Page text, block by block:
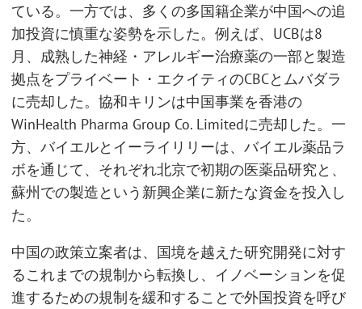
ている。一方では、多くの多国籍企業が中国への追
加投資に慎重な姿勢を示した。例えば、UCBは8
月、成熟した神経・アレルギー治療薬の一部と製造
拠点をプライベート・エクイティのCBCとムバダラ
に売却した。協和キリンは中国事業を香港の
WinHealth Pharma Group Co. Limitedに売却した。一
方、バイエルとイーライリリーは、バイエル薬品ラ
ボを通じて、それぞれ北京で初期の医薬品研究と、
蘇州での製造という新興企業に新たな資金を投入し
た。
中国の政策立案者は、国境を越えた研究開発に対す
るこれまでの規制から転換し、イノベーションを促
進するための規制を緩和することで外国投資を呼び